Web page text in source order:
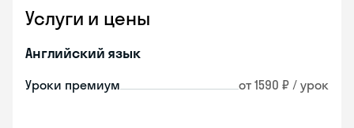
Услуги и цены
Английский язык
Уроки премиум от 1590 ₽ / урок